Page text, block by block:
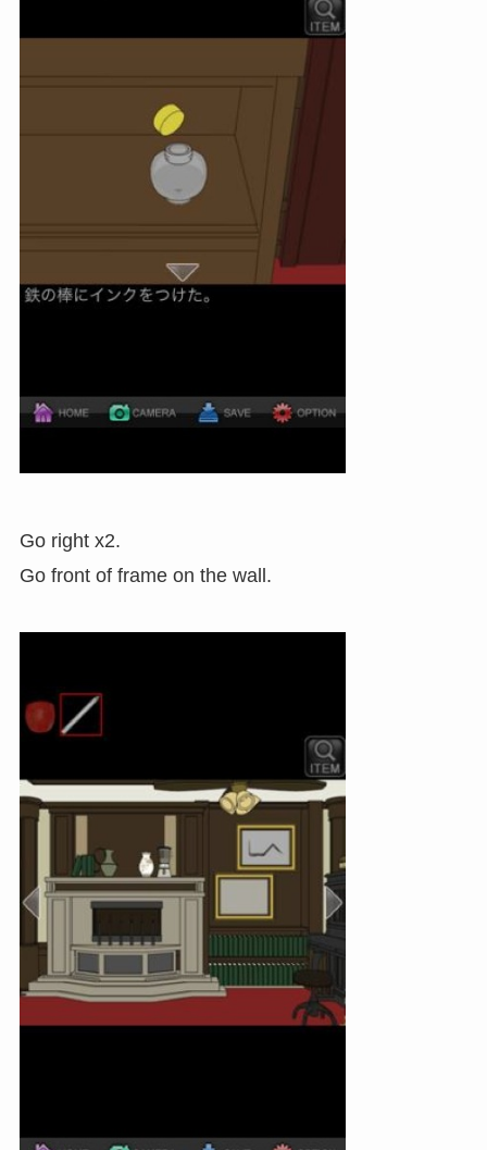
Go right x2.
Go front of frame on the wall.